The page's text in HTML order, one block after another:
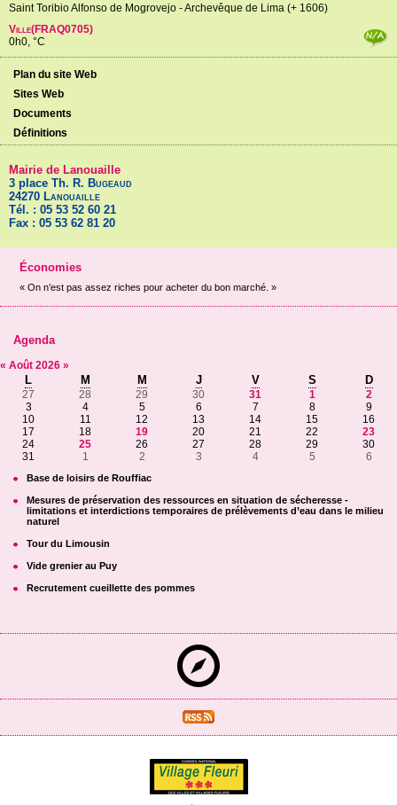
Saint Toribio Alfonso de Mogrovejo - Archevêque de Lima (+ 1606)
Ville(FRAQ0705)
0h0, °C
Plan du site Web
Sites Web
Documents
Définitions
Mairie de Lanouaille
3 place Th. R. Bugeaud
24270 Lanouaille
Tél. : 05 53 52 60 21
Fax : 05 53 62 81 20
Économies
« On n’est pas assez riches pour acheter du bon marché. »
Agenda
« Août 2026 »
L M M J V S D
27 28 29 30 31 1
2
3
4 5 6 7 8
9
10
11 12 13 14 15
16
17
18 19 20 21 22
23
24
25 26 27 28 29
30
31
1 2 3 4 5 6
Base de loisirs de Rouffiac
Mesures de préservation des ressources en situation de sécheresse -
limitations et interdictions temporaires de prélèvements d’eau dans le milieu
naturel
Tour du Limousin
Vide grenier au Puy
Recrutement cueillette des pommes